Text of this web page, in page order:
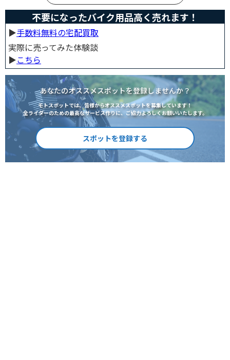
不要になったバイク用品高く売れます！
▶︎手数料無料の宅配買取
実際に売ってみた体験談
▶︎こちら
あなたのオススメスポットを登録しませんか？
モトスポットでは、皆様からオススメスポットを募集しています！
全ライダーのための最高なサービス作りに、ご協力よろしくお願いいたします。
スポットを登録する